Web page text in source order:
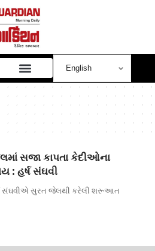
સજા કાપતા કેદીઓના
: હર્ષ સંઘવી
સંઘવીએ સુરત જેલથી કરેલી શરૂઆત